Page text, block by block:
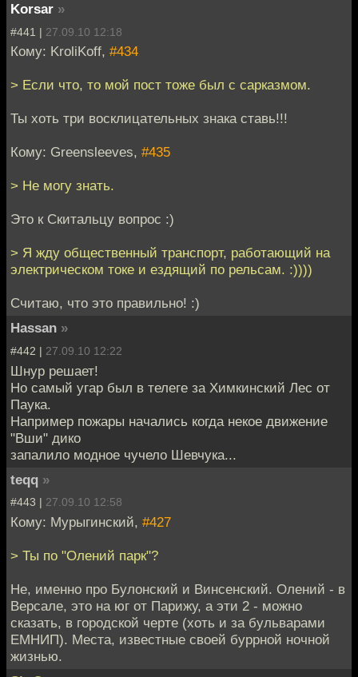
Korsar »
#441 | 27.09.10 12:18
Кому: KroliKoff, #434
> Если что, то мой пост тоже был с сарказмом.
Ты хоть три восклицательных знака ставь!!!
Кому: Greensleeves, #435
> Не могу знать.
Это к Скитальцу вопрос :)
> Я жду общественный транспорт, работающий на
электрическом токе и ездящий по рельсам. :))))
Считаю, что это правильно! :)
Hassan »
#442 | 27.09.10 12:22
Шнур решает!
Но самый угар был в телеге за Химкинский Лес от
Паука.
Например пожары начались когда некое движение
"Вши" дико
запалило модное чучело Шевчука...
teqq »
#443 | 27.09.10 12:58
Кому: Мурыгинский, #427
> Ты по "Олений парк"?
Не, именно про Булонский и Винсенский. Олений - в
Версале, это на юг от Парижу, а эти 2 - можно
сказать, в городской черте (хоть и за бульварами
ЕМНИП). Места, известные своей буррной ночной
жизнью.